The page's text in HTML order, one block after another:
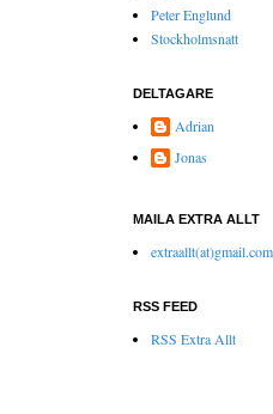
Peter Englund
Stockholmsnatt
DELTAGARE
Adrian
Jonas
MAILA EXTRA ALLT
extraallt(at)gmail.com
RSS FEED
RSS Extra Allt